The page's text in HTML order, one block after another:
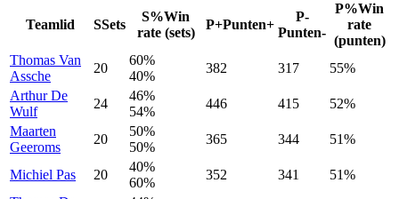
Teamlid SSets
S%Win
rate (sets)
P+Punten+
P-
Punten-
P%Win
rate
(punten)
Thomas Van
Assche
20
60%
40%
382 317
55%
Arthur De
Wulf
24
46%
54%
446 415
52%
Maarten
Geeroms
20
50%
50%
365 344 51%
Michiel Pas 20
40%
60%
352 341
51%